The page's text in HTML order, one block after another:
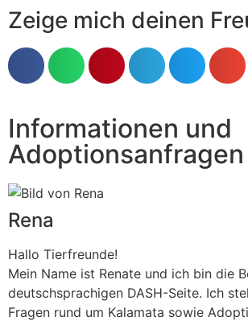
Zeige mich deinen
Informationen und
Adoptionsanfragen
Rena
Hallo Tierfreunde!
Mein Name ist Renate und ich bin die
deutschsprachigen DASH-Seite. Ich
Fragen rund um Kalamata sowie